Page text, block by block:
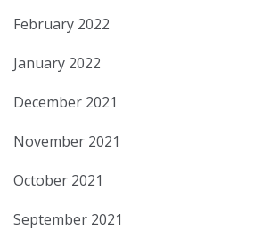
February 2022
January 2022
December 2021
November 2021
October 2021
September 2021